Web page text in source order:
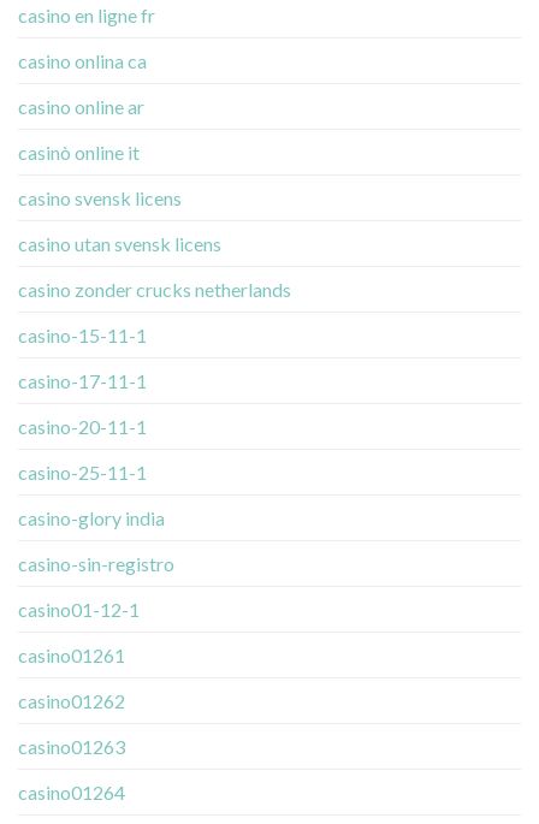
casino en ligne fr
casino onlina ca
casino online ar
casinò online it
casino svensk licens
casino utan svensk licens
casino zonder crucks netherlands
casino-15-11-1
casino-17-11-1
casino-20-11-1
casino-25-11-1
casino-glory india
casino-sin-registro
casino01-12-1
casino01261
casino01262
casino01263
casino01264